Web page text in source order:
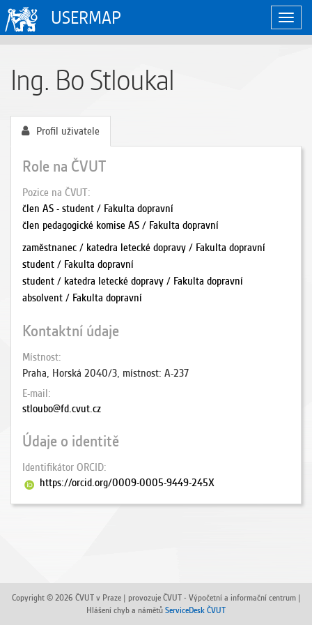
USERMAP
Ing. Bo Stloukal
Profil uživatele
Role na ČVUT
Pozice na ČVUT
člen AS - student / Fakulta dopravní
člen pedagogické komise AS / Fakulta dopravní
zaměstnanec / katedra letecké dopravy / Fakulta dopravní
student / Fakulta dopravní
student / katedra letecké dopravy / Fakulta dopravní
absolvent / Fakulta dopravní
Kontaktní údaje
Místnost
Praha, Horská 2040/3, místnost: A-237
E-mail
stloubo@fd.cvut.cz
Údaje o identitě
Identifikátor ORCID
https://orcid.org/0009-0005-9449-245X
Copyright © 2026 ČVUT v Praze | provozuje ČVUT - Výpočetní a informační centrum |
Hlášení chyb a námětů ServiceDesk ČVUT